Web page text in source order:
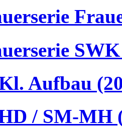
Aufbau
/ SM-MH